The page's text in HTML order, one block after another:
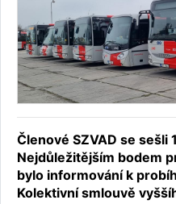
Členové SZVAD se sešli
Nejdůležitějším bodem
bylo informování k
Kolektivní smlouvě